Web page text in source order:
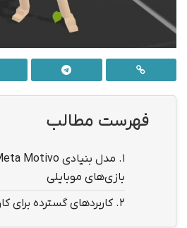
فهرست مطالب
1.
بازی‌های موبایلی
2. کاربردهای گسترده برای